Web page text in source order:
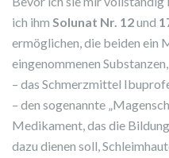
ich ihm Solunat Nr. 12und
ermöglichen, die beiden ein
eingenommenen Substanzen,
– das Schmerzmittel
– den sogenannte
Medikament, das die
dazu dienen soll,